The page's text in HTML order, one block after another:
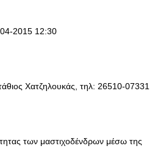
2015 12:30
Χατζηλουκάς, τηλ: 26510-07331
των μαστιχοδένδρων μέσω της